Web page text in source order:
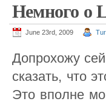
Немного о
June 23rd, 2009
Допрохожу
сказать, что
Это вполне